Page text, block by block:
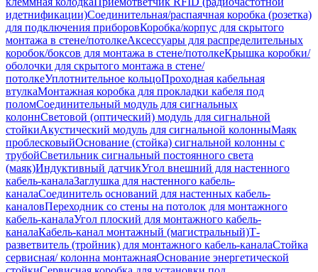
идетнификации)Соединительная/распаячная коробка (розетка)
для подключения приборовКоробка/корпус для скрытого
монтажа в стене/потолкеАксессуары для распределительных
коробок/боксов для монтажа в стене/потолкеКрышка коробки/
оболочки для скрытого монтажа в стене/
потолкеУплотнительное кольцоПроходная кабельная
втулкаМонтажная коробка для прокладки кабеля под
поломСоединительный модуль для сигнальных
колоннСветовой (оптический) модуль для сигнальной
стойкиАкустический модуль для сигнальной колонныМаяк
проблесковыйОснование (стойка) сигнальной колонны с
трубойСветильник сигнальный постоянного света
(маяк)Индуктивный датчикУгол внешний для настенного
кабель-каналаЗаглушка для настенного кабель-
каналаСоединитель оснований для настенных кабель-
каналовПереходник со стены на потолок для монтажного
кабель-каналаУгол плоский для монтажного кабель-
каналаКабель-канал монтажный (магистральный)Т-
разветвитель (тройник) для монтажного кабель-каналаСтойка
сервисная/ колонна монтажнаяОснование энергетической